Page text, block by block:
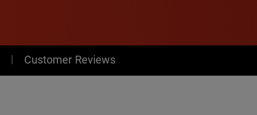
Customer Reviews